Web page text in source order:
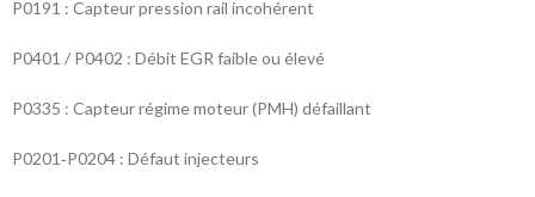
P0191 : Capteur pression rail incohérent
P0401 / P0402 : Débit EGR faible ou élevé
P0335 : Capteur régime moteur (PMH) défaillant
P0201‑P0204 : Défaut injecteurs